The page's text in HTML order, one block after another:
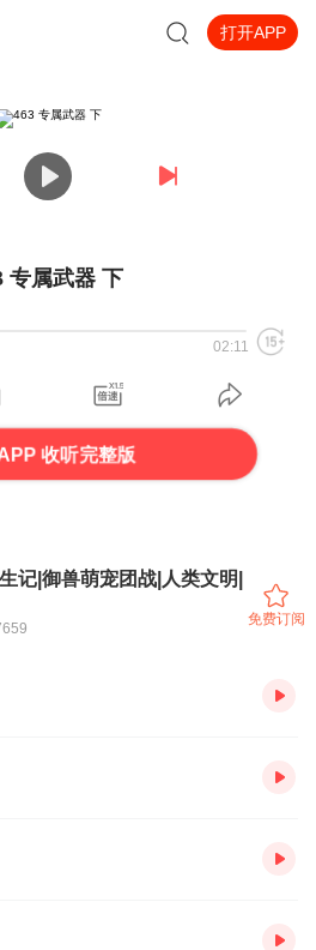
打开APP
专属武器 下
02:11
收听完整版
记|御兽萌宠团战|人类文明|
免费订阅